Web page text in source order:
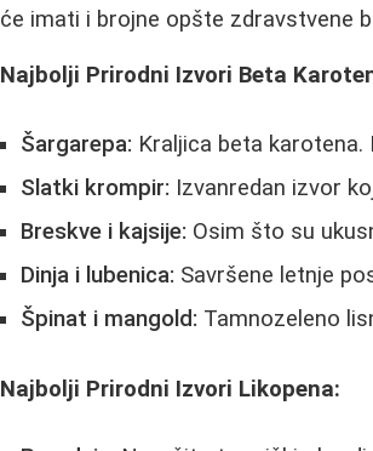
će imati i brojne opšte zdravstvene
Najbolji Prirodni Izvori Beta
Šargarepa: Kraljica beta karotena.
Slatki krompir: Izvanredan izvor
Breskve i kajsije: Osim što su
Dinja i lubenica: Savršene letnje
Špinat i mangold: Tamnozeleno
Najbolji Prirodni Izvori Likopena: